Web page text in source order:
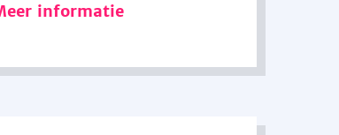
informatie